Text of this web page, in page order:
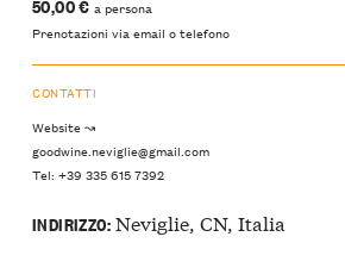
50,00 € a persona
Prenotazioni via email o telefono
CONTATTI
Website ↝
goodwine.neviglie@gmail.com
Tel: +39 335 615 7392
INDIRIZZO:Neviglie, CN, Italia